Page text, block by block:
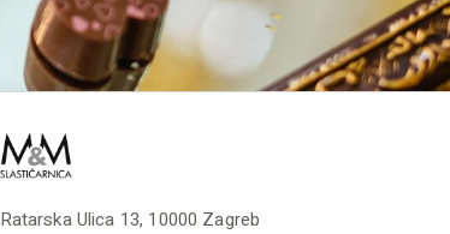
Ratarska Ulica 13, 10000 Zagreb